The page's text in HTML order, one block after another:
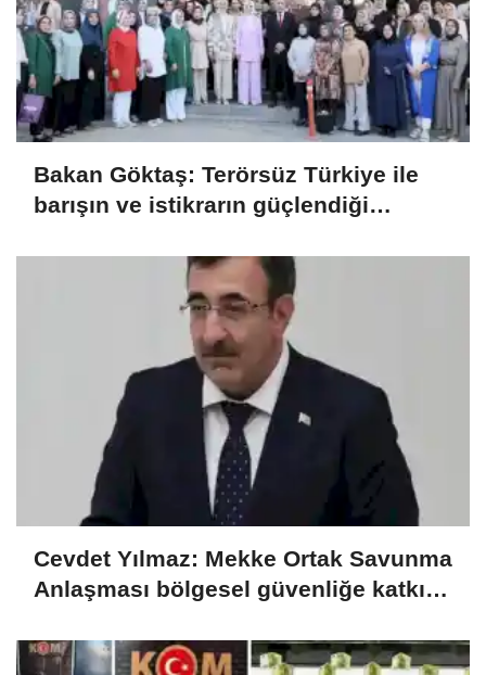
Bakan Göktaş: Terörsüz Türkiye ile
barışın ve istikrarın güçlendiği
Cevdet Yılmaz: Mekke Ortak Savunma
Anlaşması bölgesel güvenliğe katkı